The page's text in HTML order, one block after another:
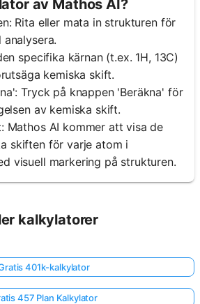
av Mathos AI?
Rita eller mata in strukturen för
specifika kärnan (t.ex. 1H, 13C)
kemiska skift.
Tryck på knappen 'Beräkna' för
av kemiska skift.
Mathos AI kommer att visa de
skiften för varje atom i
visuell markering på strukturen.
kalkylatorer
401k-kalkylator
457 Plan Kalkylator